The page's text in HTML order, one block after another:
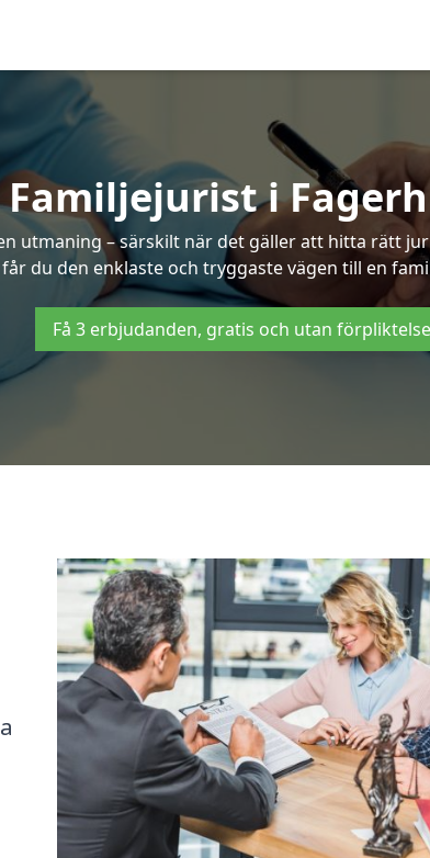
Familjejurist i
utmaning – särskilt när det gäller att hitta rätt
du den enklaste och tryggaste vägen till en
Få 3 erbjudanden, gratis och utan